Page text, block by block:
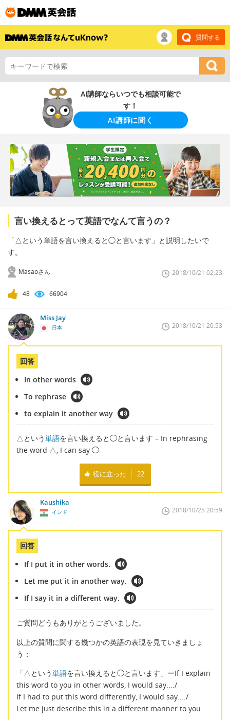
質問する
AI講師ならいつでも相談可能で
す！
AI講師に聞く
言い換えるとって英語でなんて言うの？
「△という単語を言い換えると◯と言います」と説明したいで
す。
Masaoさん 2018/10/21 02:23
48 66904
Miss Jay
日本 2018/10/21 20:53
回答
In other words
To rephrase
to explain it another way
△という単語を言い換えると◯と言います – In rephrasing
the word △, I can say ◯
役に立った 22
Kaushika
インド 2018/10/25 20:59
回答
If I put it in other words.
Let me put it in another way.
If I say it in a different way.
ご質問どうもありがとうございました。
以上の質問に関する幾つかの英語の表現を見ていきましょ
う：
「△という単語を言い換えると◯と言います」ーIf I explain
this word to you in other words, I would say..../
If I had to put this word differently, I would say..../
Let me just describe this in a different manner to you.